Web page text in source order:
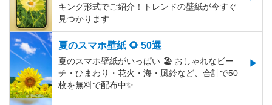
キング形式でご紹介！トレンドの壁紙が今すぐ
見つかります
夏のスマホ壁紙 🌻 50選
夏のスマホ壁紙がいっぱい 🏖 おしゃれなビー
チ・ひまわり・花火・海・風鈴など、合計で50
枚を無料で配布中✨